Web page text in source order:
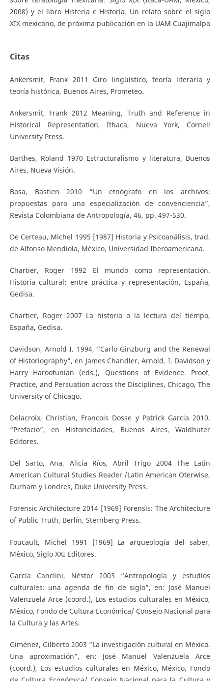
2008) y el libro Histeria e Historia. Un relato sobre el siglo
XIX mexicano, de próxima publicación en la UAM Cuajimalpa
Citas
Ankersmit, Frank 2011 Giro lingüístico, teoría literaria y
teoría histórica, Buenos Aires, Prometeo.
Ankersmit, Frank 2012 Meaning, Truth and Reference in
Historical Representation, Ithaca, Nueva York, Cornell
University Press.
Barthes, Roland 1970 Estructuralismo y literatura, Buenos
Aires, Nueva Visión.
Bosa, Bastien 2010 “Un etnógrafo en los archivos:
propuestas para una especialización de convenciencia”,
Revista Colombiana de Antropología, 46, pp. 497-530.
De Certeau, Michel 1995 [1987] Historia y Psicoanálisis, trad.
de Alfonso Mendiola, México, Universidad Iberoamericana.
Chartier, Roger 1992 El mundo como representación.
Historia cultural: entre práctica y representación, España,
Gedisa.
Chartier, Roger 2007 La historia o la lectura del tiempo,
España, Gedisa.
Davidson, Arnold I. 1994, “Carlo Ginzburg and the Renewal
of Historiography”, en James Chandler, Arnold. I. Davidson y
Harry Harootunian (eds.), Questions of Evidence. Proof,
Practice, and Persuation across the Disciplines, Chicago, The
University of Chicago.
Delacroix, Christian, Francois Dosse y Patrick Garcia 2010,
“Prefacio”, en Historicidades, Buenos Aires, Waldhuter
Editores.
Del Sarto, Ana, Alicia Ríos, Abril Trigo 2004 The Latin
American Cultural Studies Reader /Latin American Oterwise,
Durham y Londres, Duke University Press.
Forensic Architecture 2014 [1969] Forensis: The Architecture
of Public Truth, Berlín, Sternberg Press.
Foucault, Michel 1991 [1969] La arqueología del saber,
México, Siglo XXI Editores.
García Canclini, Néstor 2003 “Antropología y estudios
culturales: una agenda de fin de siglo”, en: José Manuel
Valenzuela Arce (coord.), Los estudios culturales en México,
México, Fondo de Cultura Económica/ Consejo Nacional para
la Cultura y las Artes.
Giménez, Gilberto 2003 “La investigación cultural en México.
Una aproximación”, en: José Manuel Valenzuela Arce
(coord.), Los estudios culturales en México, México, Fondo